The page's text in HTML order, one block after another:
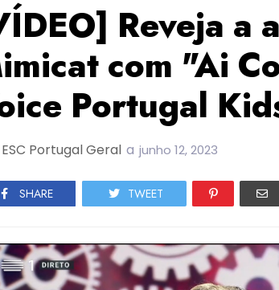
Reveja a
com "Ai
Portugal
ESC Portugal Geral a junho 12, 2023
SHARE TWEET